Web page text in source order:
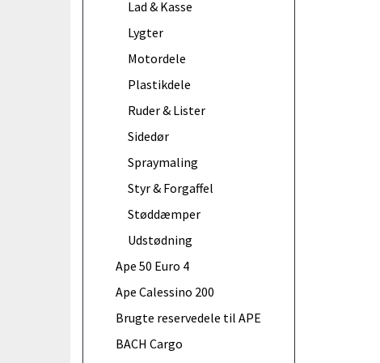
Lad & Kasse
Lygter
Motordele
Plastikdele
Ruder & Lister
Sidedør
Spraymaling
Styr & Forgaffel
Støddæmper
Udstødning
Ape 50 Euro 4
Ape Calessino 200
Brugte reservedele til APE
BACH Cargo